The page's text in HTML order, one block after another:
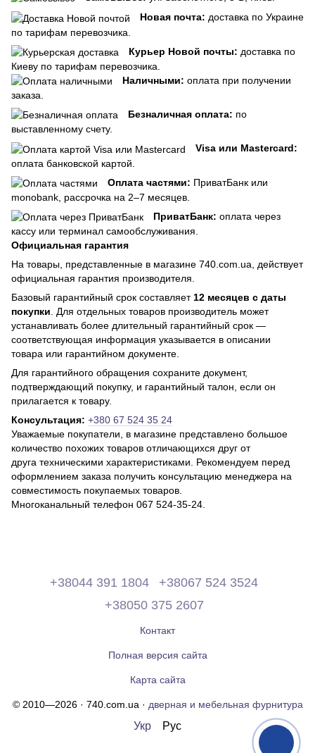
Новая почта: доставка по Украине
по тарифам перевозчика.
Курьер Новой почты: доставка по
Киеву по тарифам перевозчика.
Наличными: оплата при получении
заказа.
Безналичная оплата: по
выставленному счету.
Visa или Mastercard:
оплата банковской картой.
Оплата частями: ПриватБанк или
monobank, рассрочка на 2–7 месяцев.
ПриватБанк: оплата через
кассу или терминал самообслуживания.
Официальная гарантия
На товары, представленные в магазине 740.com.ua, действует
официальная гарантия производителя.
Базовый гарантийный срок составляет12 месяцев с даты
покупки. Для отдельных товаров производитель может
устанавливать более длительный гарантийный срок —
соответствующая информация указывается в описании
товара или гарантийном документе.
Для гарантийного обращения сохраните документ,
подтверждающий покупку, и гарантийный талон, если он
прилагается к товару.
Консультация: +380 67 524 35 24
Уважаемые покупатели, в магазине представлено большое
количество похожих товаров отличающихся друг от
друга техническими характеристиками. Рекомендуем перед
оформлением заказа получить консультацию менеджера на
совместимость покупаемых товаров.
Многоканальный телефон 067 524-35-24.
+38044 391 1804
+38067 524 3524
+38050 375 2607
Контакт
Полная версия сайта
Карта сайта
© 2010—2026 · 740.com.ua · дверная и мебельная фурнитура
Укр Рус